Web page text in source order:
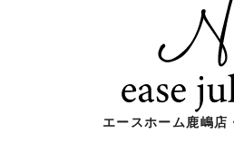
エースホーム鹿嶋店